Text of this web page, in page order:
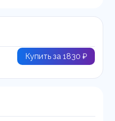
Купить за 1830 ₽